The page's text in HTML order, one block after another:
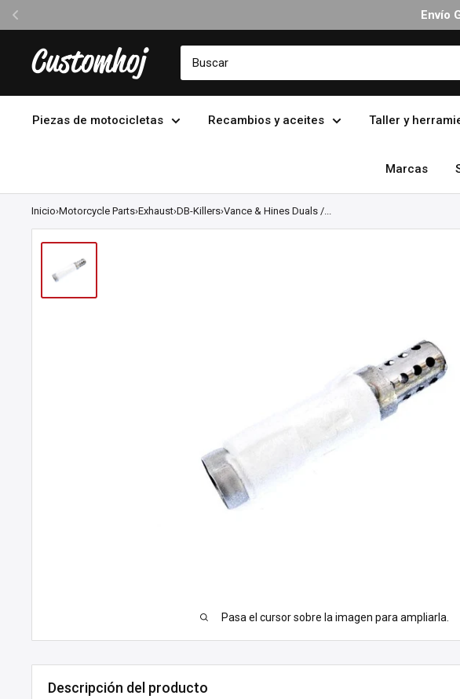
Envío
directamente
Customhoj
Piezas de motocicletas Recambios y aceites Taller y
Marcas
Inicio›Motorcycle Parts›Exhaust›DB-Killers›Vance & Hines Duals /...
Pasa el cursor sobre la imagen para ampliarla.
Descripción del producto